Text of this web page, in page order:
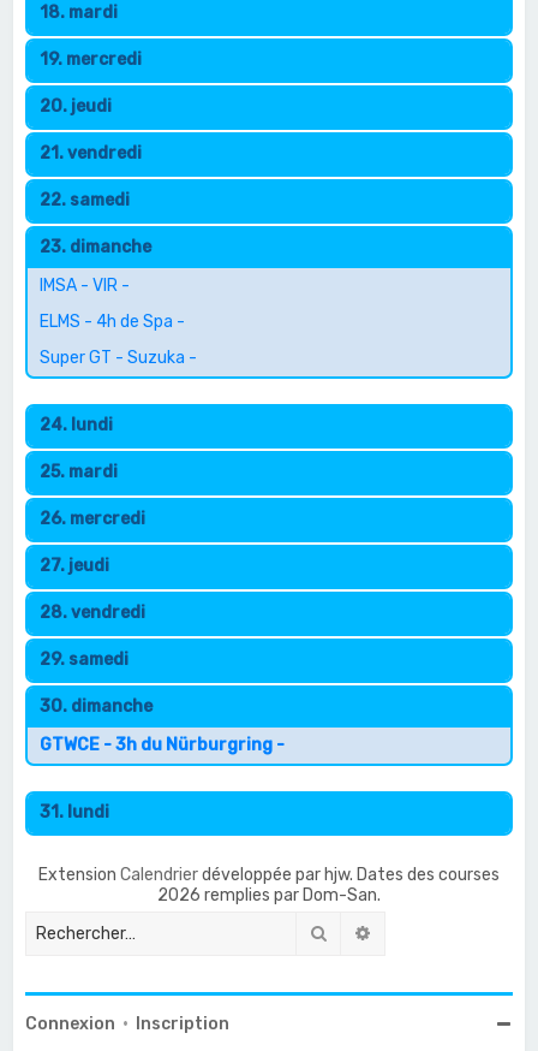
18. mardi
19. mercredi
20. jeudi
21. vendredi
22. samedi
23. dimanche
IMSA - VIR -
ELMS - 4h de Spa -
Super GT - Suzuka -
24. lundi
25. mardi
26. mercredi
27. jeudi
28. vendredi
29. samedi
30. dimanche
GTWCE - 3h du Nürburgring -
31. lundi
Extension Calendrierdéveloppée par hjw. Dates des courses
2026 remplies par Dom-San.
Rechercher
Connexion • Inscription